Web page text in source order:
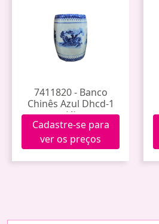
7411820 - Banco
Chinês Azul Dhcd-1
(4)
Cadastre-se para
ver os preços